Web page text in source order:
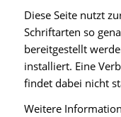
Diese Seite nutzt
Schriftarten so
bereitgestellt
installiert. Eine
findet dabei nicht
Weitere